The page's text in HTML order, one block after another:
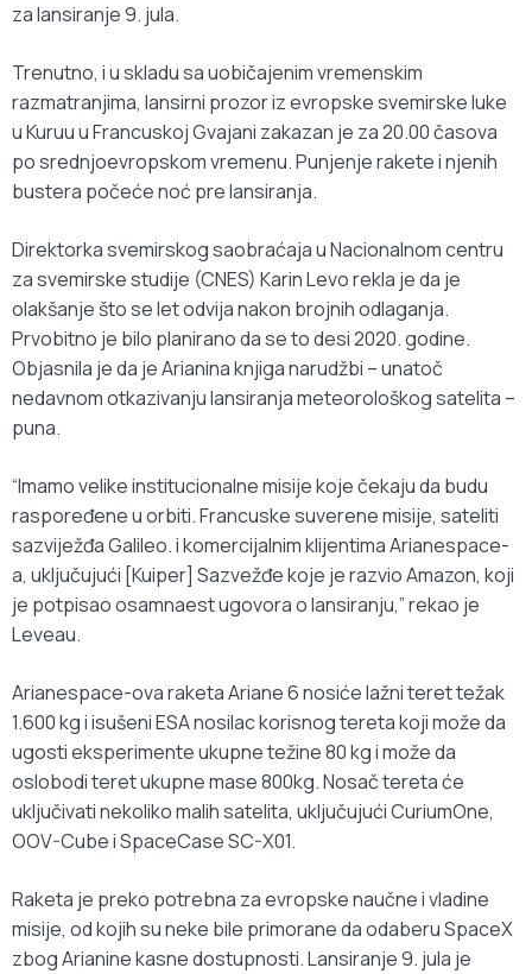
za lansiranje 9. jula.
Trenutno, i u skladu sa uobičajenim vremenskim
razmatranjima, lansirni prozor iz evropske svemirske luke
u Kuruu u Francuskoj Gvajani zakazan je za 20.00 časova
po srednjoevropskom vremenu. Punjenje rakete i njenih
bustera počeće noć pre lansiranja.
Direktorka svemirskog saobraćaja u Nacionalnom centru
za svemirske studije (CNES) Karin Levo rekla je da je
olakšanje što se let odvija nakon brojnih odlaganja.
Prvobitno je bilo planirano da se to desi 2020. godine.
Objasnila je da je Arianina knjiga narudžbi – unatoč
nedavnom otkazivanju lansiranja meteorološkog satelita –
puna.
“Imamo velike institucionalne misije koje čekaju da budu
raspoređene u orbiti. Francuske suverene misije, sateliti
sazviježđa Galileo. i komercijalnim klijentima Arianespace-
a, uključujući [Kuiper] Sazvežđe koje je razvio Amazon, koji
je potpisao osamnaest ugovora o lansiranju,” rekao je
Leveau.
Arianespace-ova raketa Ariane 6 nosiće lažni teret težak
1.600 kg i isušeni ESA nosilac korisnog tereta koji može da
ugosti eksperimente ukupne težine 80 kg i može da
oslobodi teret ukupne mase 800kg. Nosač tereta će
uključivati nekoliko malih satelita, uključujući CuriumOne,
OOV-Cube i SpaceCase SC-X01.
Raketa je preko potrebna za evropske naučne i vladine
misije, od kojih su neke bile primorane da odaberu SpaceX
zbog Arianine kasne dostupnosti. Lansiranje 9. jula je